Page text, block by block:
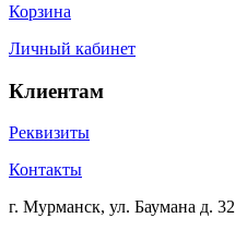
Корзина
Личный кабинет
Клиентам
Реквизиты
Контакты
г. Мурманск, ул. Баумана д. 32